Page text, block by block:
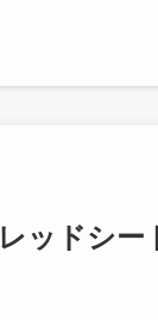
ッドシー